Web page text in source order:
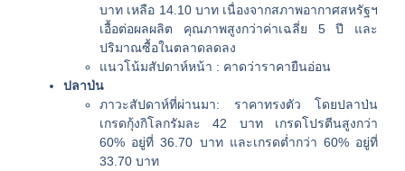
บาท เหลือ 14.10 บาท เนื่องจากสภาพอากาศสหรัฐฯ
เอื้อต่อผลผลิต คุณภาพสูงกว่าค่าเฉลี่ย 5 ปี และ
ปริมาณซื้อในตลาดลดลง
แนวโน้มสัปดาห์หน้า : คาดว่าราคายืนอ่อน
ปลาป่น
ภาวะสัปดาห์ที่ผ่านมา: ราคาทรงตัว โดยปลาป่น
เกรดกุ้งกิโลกรัมละ 42 บาท เกรดโปรตีนสูงกว่า
60% อยู่ที่ 36.70 บาท และเกรดต่ำกว่า 60% อยู่ที่
33.70 บาท